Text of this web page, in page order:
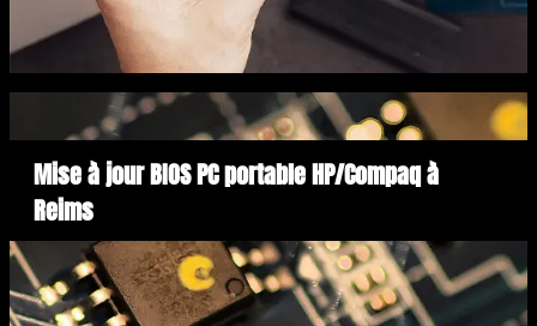
Mise à jour BIOS PC portable HP/Compaq à
Reims